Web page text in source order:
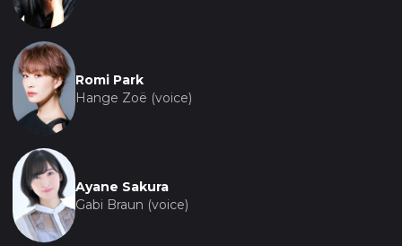
Romi Park
Hange Zoë (voice)
Ayane Sakura
Gabi Braun (voice)